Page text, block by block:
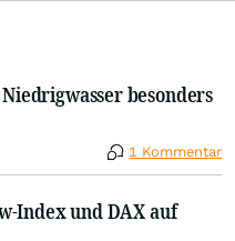
besonders
1 Kommentar
Index und DAX auf